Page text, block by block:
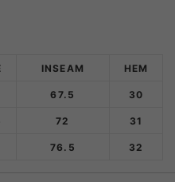
INSEAM
HEM
67.5
30
72
31
76.5 32